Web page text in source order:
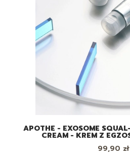
APOTHE - EXOSOME
CREAM - KREM Z
Cena
99,90 zł